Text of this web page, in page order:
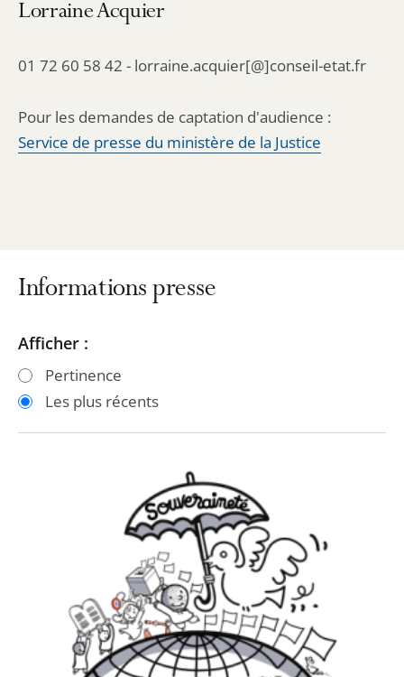
Lorraine Acquier
01 72 60 58 42 - lorraine.acquier[@]conseil-etat.fr
Pour les demandes de captation d'audience :
Service de presse du ministère de la Justice
Informations presse
Passer
les
filtres
Passer
les
filtres
Afficher :
Pertinence
Les plus récents
souveraineté